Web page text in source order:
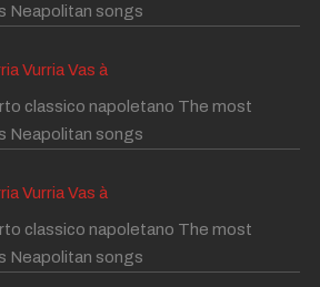
Neapolitan songs
Vurria Vas à
classico napoletano The most
Neapolitan songs
Vurria Vas à
classico napoletano The most
Neapolitan songs